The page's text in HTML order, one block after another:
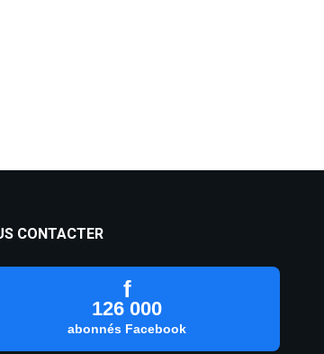
CONTACTER
f
126 000
abonnés Facebook